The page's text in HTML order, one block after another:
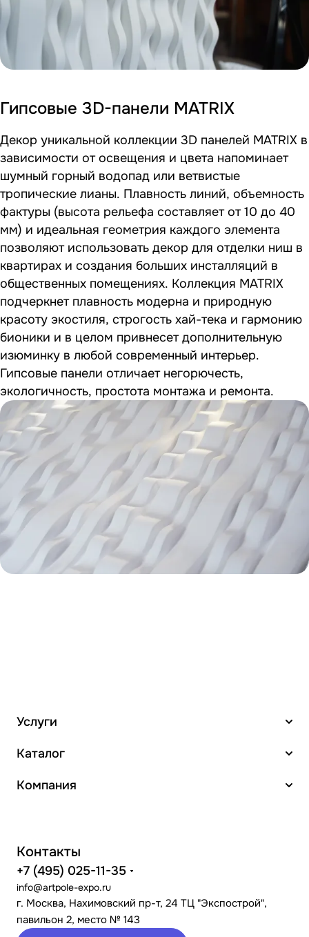
Гипсовые 3D-панели MATRIX
Декор уникальной коллекции 3D панелей MATRIX в
зависимости от освещения и цвета напоминает
шумный горный водопад или ветвистые
тропические лианы. Плавность линий, объемность
фактуры (высота рельефа составляет от 10 до 40
мм) и идеальная геометрия каждого элемента
позволяют использовать декор для отделки ниш в
квартирах и создания больших инсталляций в
общественных помещениях. Коллекция MATRIX
подчеркнет плавность модерна и природную
красоту экостиля, строгость хай-тека и гармонию
бионики и в целом привнесет дополнительную
изюминку в любой современный интерьер.
Гипсовые панели отличает негорючесть,
экологичность, простота монтажа и ремонта.
Услуги
Каталог
Компания
Контакты
+7 (495) 025-11-35
info@artpole-expo.ru
г. Москва, Нахимовский пр-т, 24 ТЦ "Экспострой",
павильон 2, место № 143